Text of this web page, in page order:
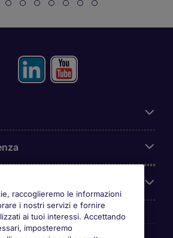
raccoglieremo le informazioni
i nostri servizi e fornire
ai tuoi interessi. Accettando
imposteremo